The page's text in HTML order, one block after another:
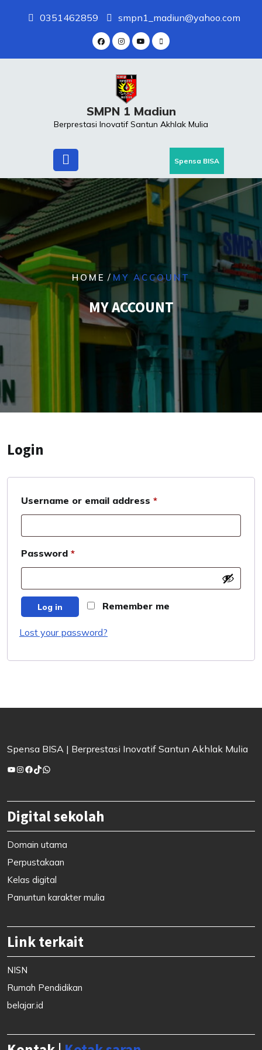
0351462859 smpn1_madiun@yahoo.com
SMPN 1 Madiun
Berprestasi Inovatif Santun Akhlak Mulia
Spensa BISA
HOME / MY ACCOUNT
MY ACCOUNT
Login
Username or email address *Required
Password *Required
Remember me
Log in
Lost your password?
Spensa BISA | Berprestasi Inovatif Santun Akhlak Mulia
YouTube
Instagram
Facebook
TikTok
WhatsApp
Digital sekolah
Domain utama
Perpustakaan
Kelas digital
Panuntun karakter mulia
Link terkait
NISN
Rumah Pendidikan
belajar.id